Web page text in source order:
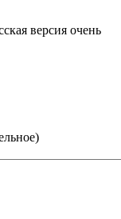
версия очень